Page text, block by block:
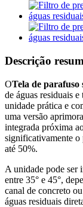
Descrição
OTela de parafuso
de águas residuais
unidade prática e
uma versão
integrada próxima
significativamente
até 50%.
A unidade pode ser
entre 35° e 45°,
canal de concreto
águas residuais